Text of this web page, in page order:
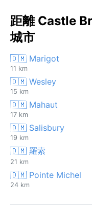
距離 Castle
城市
🇩🇲 Marigot
11 km
🇩🇲 Wesley
15 km
🇩🇲 Mahaut
17 km
🇩🇲 Salisbury
19 km
🇩🇲 羅索
21 km
🇩🇲 Pointe Michel
24 km